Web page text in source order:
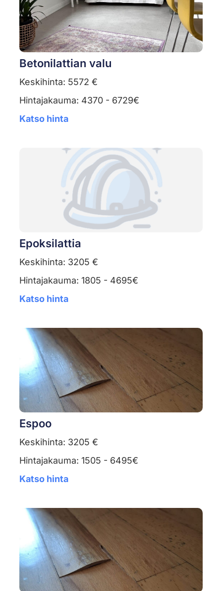
Betonilattian valu
Keskihinta: 5572 €
Hintajakauma: 4370 - 6729€
Katso hinta
Epoksilattia
Keskihinta: 3205 €
Hintajakauma: 1805 - 4695€
Katso hinta
Espoo
Keskihinta: 3205 €
Hintajakauma: 1505 - 6495€
Katso hinta